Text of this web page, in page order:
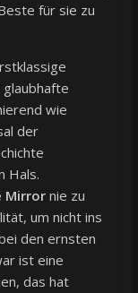
für sie zu
wie
der
Hals.
Mirrornie zu
um nicht ins
den ernsten
ist eine
das hat